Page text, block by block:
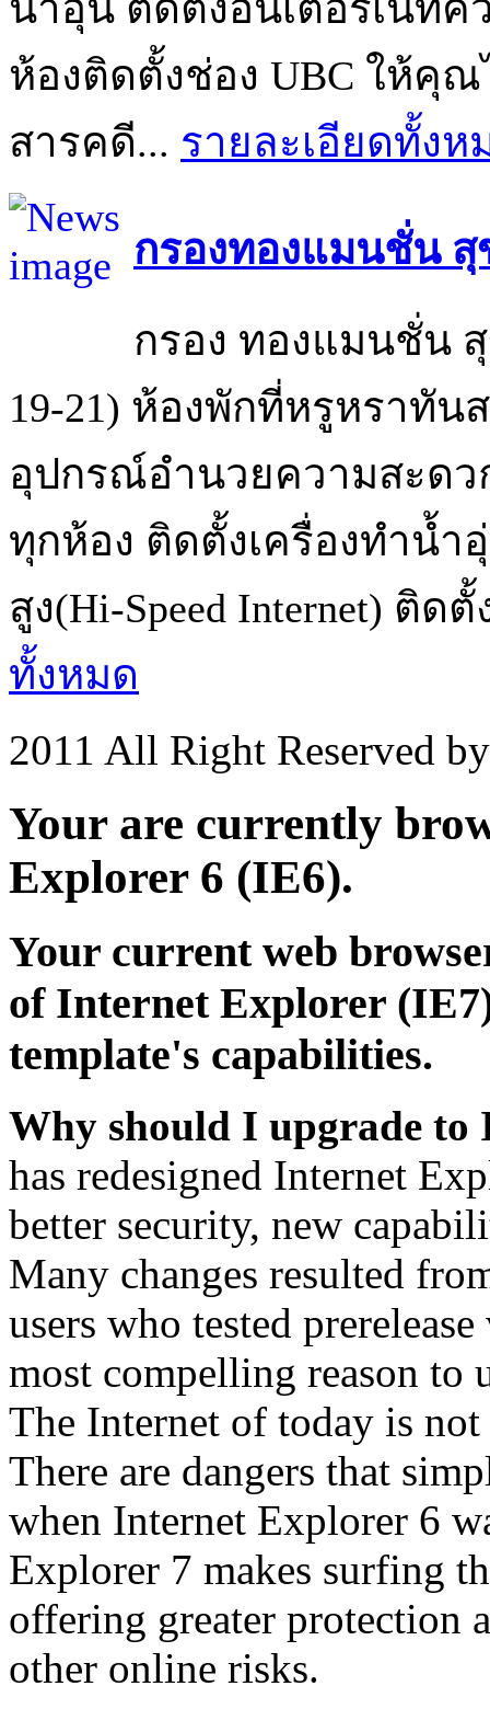
ห้องติดตั้งช่อง UBC ให้คุ
สารคดี... รายละเอียดทั้งห
กรองทองแมนชั่น สุ
กรอง ทองแมนชั่น
19-21) ห้องพักที่หรูหราทัน
อุปกรณ์อำนวยความสะด
ทุกห้อง ติดตั้งเครื่องทำน้ำ
สูง(Hi-Speed Internet) ติด
ทั้งหมด
2011 All Right Reserved
Your are currently
Explorer 6 (IE6).
Your current web
of Internet Explorer
template's capabilities.
Why should I upgrade to
has redesigned Internet
better security, new
Many changes resulted
users who tested
most compelling reason to
The Internet of today is
There are dangers that
when Internet Explorer 6
Explorer 7 makes surfing
offering greater protection
other online risks.